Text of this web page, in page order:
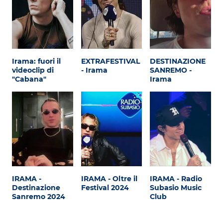
Irama: fuori il
videoclip di
"Cabana"
EXTRAFESTIVAL
- Irama
DESTINAZIONE
SANREMO -
Irama
IRAMA -
Destinazione
Sanremo 2024
IRAMA - Oltre il
Festival 2024
IRAMA - Radio
Subasio Music
Club